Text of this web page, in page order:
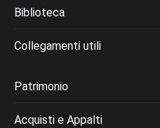
Biblioteca
Collegamenti utili
Patrimonio
Acquisti e Appalti